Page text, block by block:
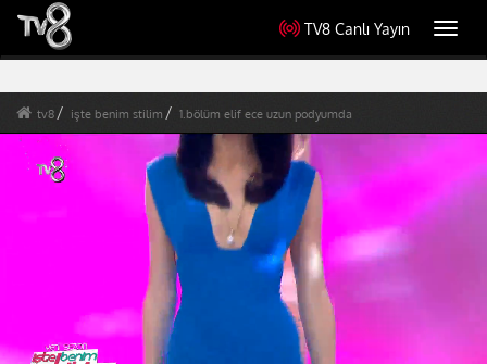
TV8 Canlı Yayın
tv8 işte benim stilim 1.bölüm elif ece uzun podyumda